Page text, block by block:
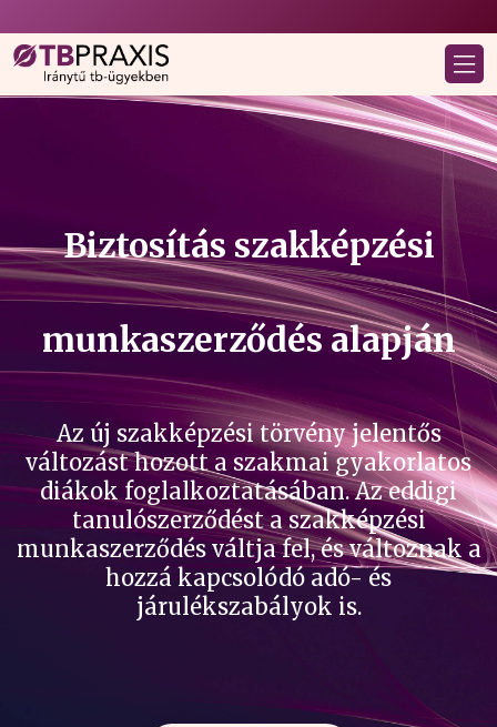
Biztosítás szakképzési
munkaszerződés alapján
Az új szakképzési törvény jelentős
változást hozott a szakmai gyakorlatos
diákok foglalkoztatásában. Az eddigi
tanulószerződést a szakképzési
munkaszerződés váltja fel, és változnak a
hozzá kapcsolódó adó- és
járulékszabályok is.